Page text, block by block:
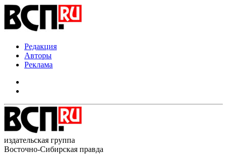
Редакция
Авторы
Реклама
издательская группа
Восточно-Сибирская правда